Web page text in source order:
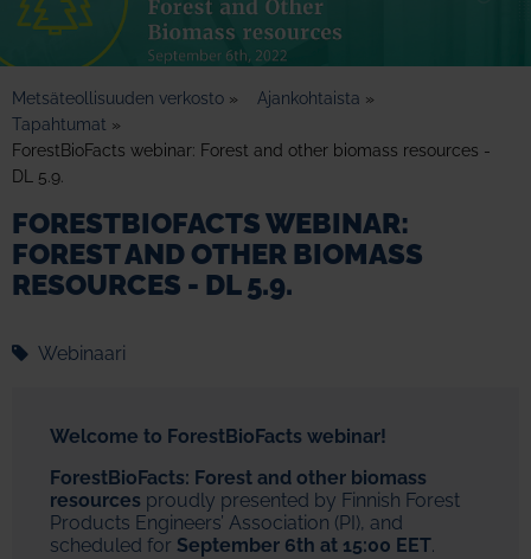
Metsäteollisuuden verkosto » Ajankohtaista »
Tapahtumat »
ForestBioFacts webinar: Forest and other biomass resources -
DL 5.9.
FORESTBIOFACTS WEBINAR:
FOREST AND OTHER BIOMASS
RESOURCES - DL 5.9.
Webinaari
Welcome to ForestBioFacts webinar!
ForestBioFacts: Forest and other biomass
resources proudly presented by Finnish Forest
Products Engineers’ Association (PI), and
scheduled for September 6th at 15:00 EET.